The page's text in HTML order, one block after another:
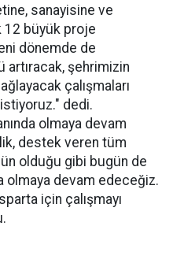
sanayisine ve
12 büyük proje
dönemde de
şehrimizin
çalışmaları
dedi.
olmaya devam
destek veren tüm
olduğu gibi bugün de
olmaya devam edeceğiz.
için çalışmayı